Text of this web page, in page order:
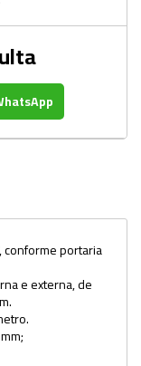
conforme portaria
e externa, de